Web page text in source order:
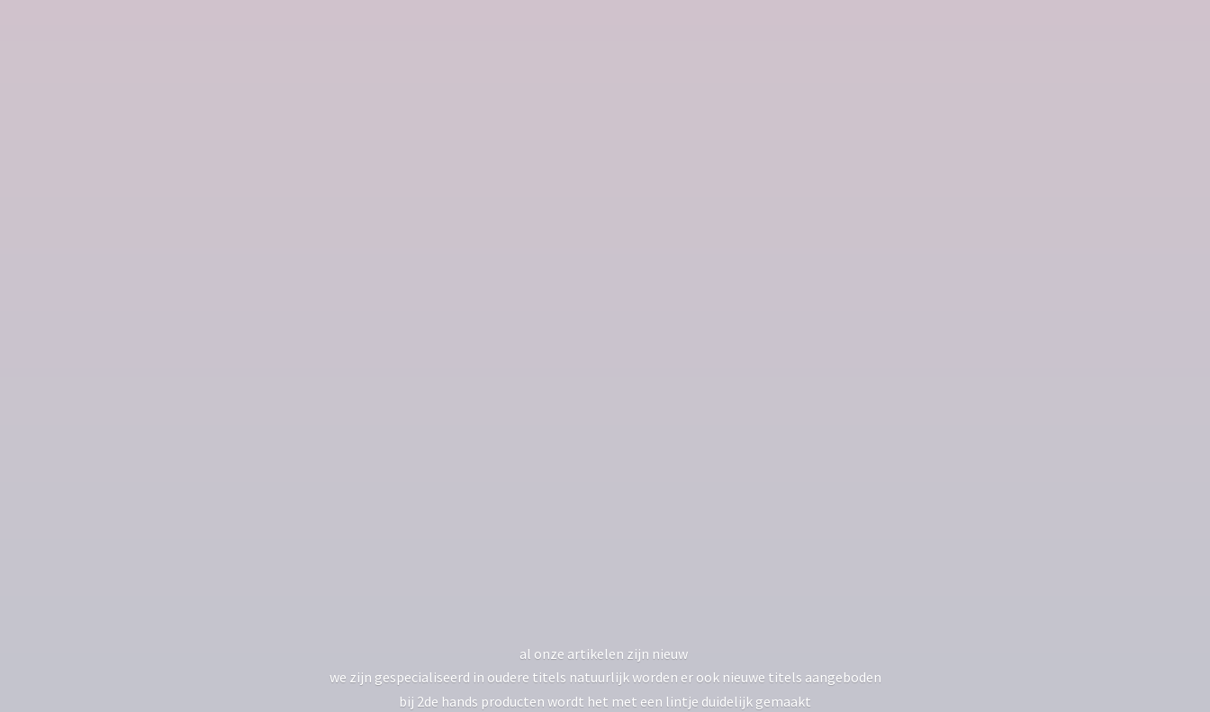
al onze artikelen zijn nieuw
we zijn gespecialiseerd in oudere titels natuurlijk worden er ook nieuwe titels aangeboden
bij 2de hands producten wordt het met een lintje duidelijk gemaakt